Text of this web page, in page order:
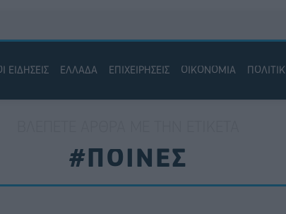
ΕΙΔΗΣΕΙΣ ΕΛΛΑΔΑ ΕΠΙΧΕΙΡΗΣΕΙΣ ΟΙΚΟΝΟΜΙΑ
#ΠΟΙΝΕΣ